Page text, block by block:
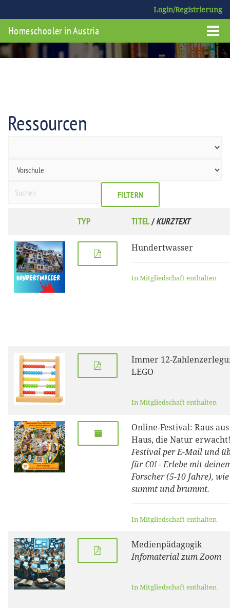
Login/Registrierung
Homeschooler in Austria
Ressourcen
FILTERN
TYP TITEL/KURZTEXT
Hundertwasser
In Mitgliedschaft enthalten
Immer 12-
LEGO
In Mitgliedschaft enthalten
Online-Festival: Raus
Haus, die Natur erwacht!
Festival per E-Mail und
für €0! - Erlebe mit
Forscher (5-10 Jahre),
summt und brummt.
In Mitgliedschaft enthalten
Medienpädagogik
Infomaterial zum Zoom
In Mitgliedschaft enthalten